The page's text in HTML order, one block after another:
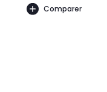
Comparer